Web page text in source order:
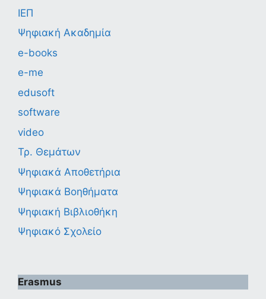
ΙΕΠ
Ψηφιακή Ακαδημία
e-books
e-me
edusoft
software
video
Τρ. Θεμάτων
Ψηφιακά Αποθετήρια
Ψηφιακά Βοηθήματα
Ψηφιακή Βιβλιοθήκη
Ψηφιακό Σχολείο
Erasmus